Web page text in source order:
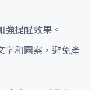
強提醒效果。
字和圖案，避免產